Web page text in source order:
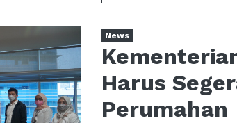
News
Harus
Perumahan